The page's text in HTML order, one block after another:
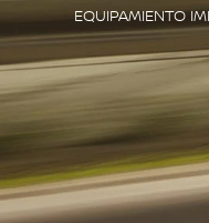
EQUIPAMIENTO